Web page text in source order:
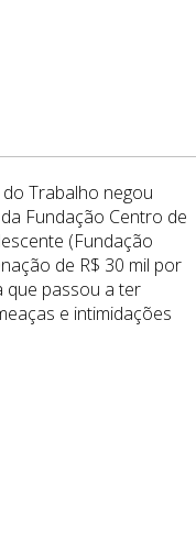
Trabalho negou
Fundação Centro de
(Fundação
de R$ 30 mil por
que passou a ter
e intimidações